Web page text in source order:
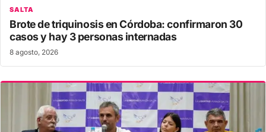
SALTA
Brote de triquinosis en Córdoba: confirmaron 30
casos y hay 3 personas internadas
8 agosto, 2026